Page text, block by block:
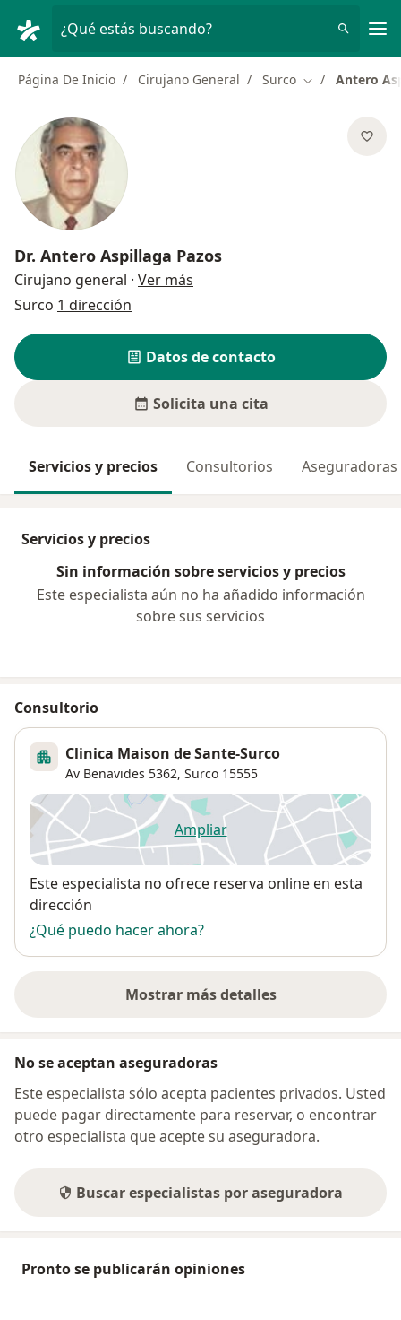
¿Qué estás buscando?
Página De Inicio Cirujano General Surco Cambiar de
Antero
Dr. Antero Aspillaga Pazos
Cirujano general · Ver más
Surco 1 dirección
Datos de contacto
Solicita una cita
Servicios y precios Consultorios Aseguradoras
Servicios y precios
Sin información sobre servicios y precios
Este especialista aún no ha añadido información
sobre sus servicios
Consultorio
Clinica Maison de Sante-Surco
Av Benavides 5362, Surco 15555
Ampliarse abre en una nueva
Disponibilidad
Este especialista no ofrece reserva online en esta
dirección
¿Qué puedo hacer ahora?
Mostrar más detalles
sobre la dirección
No se aceptan aseguradoras
Este especialista sólo acepta pacientes privados. Usted
puede pagar directamente para reservar, o encontrar
otro especialista que acepte su aseguradora.
Buscar especialistas por aseguradora
Pronto se publicarán opiniones